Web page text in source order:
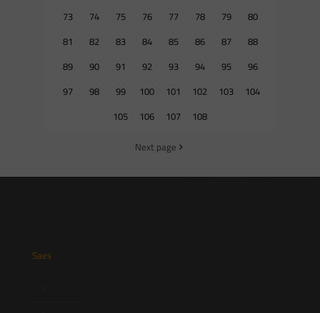
73
74 75 76 77 78 79
80
81
82 83 84 85 86 87
88
89
90 91 92 93 94 95
96
97
98 99 100 101 102 103
104
105
106 107 108
Next page
Saes